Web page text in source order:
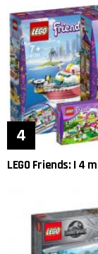
LEGO Friends: I 4